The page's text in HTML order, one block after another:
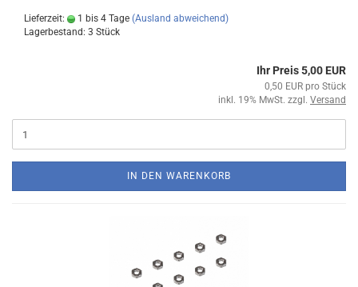
Lieferzeit: 1 bis 4 Tage (Ausland abweichend)
Lagerbestand: 3 Stück
Ihr Preis 5,00 EUR
0,50 EUR pro Stück
inkl. 19% MwSt. zzgl. Versand
IN DEN WARENKORB